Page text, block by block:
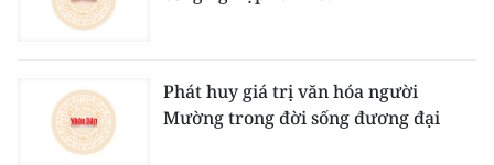
Phát huy giá trị văn hóa người
Mường trong đời sống đương đại